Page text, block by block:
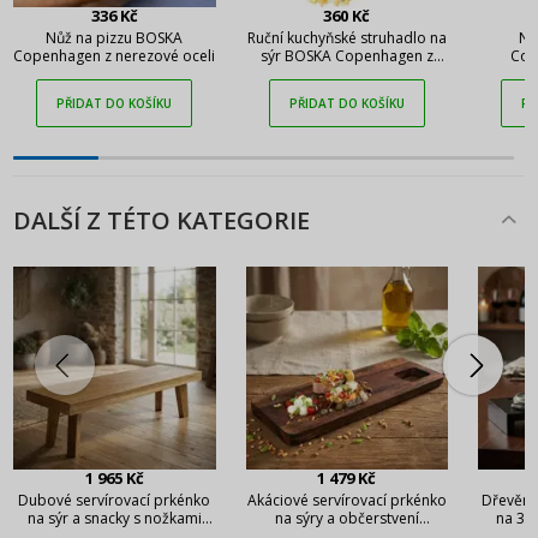
336 Kč
Nůž na pizzu BOSKA
Copenhagen z nerezové oceli
PŘIDAT DO KOŠÍKU
360 Kč
Ruční kuchyňské struhadlo na
sýr BOSKA Copenhagen z
PŘIDAT DO KOŠÍKU
DALŠÍ Z TÉTO KATEGORIE
1 965 Kč
Dubové servírovací prkénko
na sýr a snacky s nožkami
1 479 Kč
Akáciové servírovací prkénko
na sýry a občerstvení
na 3